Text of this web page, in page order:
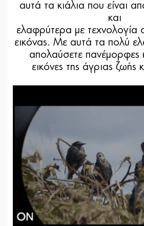
αυτά τα κιάλια που είναι
και
ελαφρύτερα με τεχνολογία
εικόνας. Με αυτά τα πολύ
απολαύσετε πανέμορφες
εικόνες της άγριας ζωής